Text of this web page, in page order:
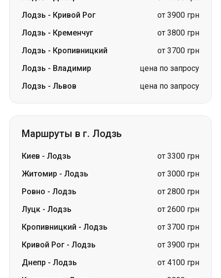
Лодзь - Кривой Рог
от 3900 грн
Лодзь - Кременчуг
от 3800 грн
Лодзь - Кропивницкий
от 3700 грн
Лодзь - Владимир
цена по запросу
Лодзь - Львов цена по запросу
Маршруты в г. Лодзь
Киев - Лодзь
от 3300 грн
Житомир - Лодзь
от 3000 грн
Ровно - Лодзь
от 2800 грн
Луцк - Лодзь
от 2600 грн
Кропивницкий - Лодзь
от 3700 грн
Кривой Рог - Лодзь
от 3900 грн
Днепр - Лодзь
от 4100 грн